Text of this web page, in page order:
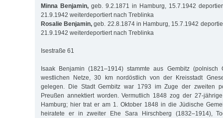
Minna Benjamin, geb. 9.2.1871 in Hamburg, 15.7.1942
21.9.1942 weiterdeportiert nach Treblinka
Rosalie Benjamin, geb. 22.8.1874 in Hamburg, 15.7.1942
21.9.1942 weiterdeportiert nach Treblinka
Isestraße 61
Isaak Benjamin (1821–1914) stammte aus Gembitz (polnisch
westlichen Netze, 30 km nordöstlich von der Kreisstadt
gelegen. Die Stadt Gembitz war 1793 im Zuge der zweiten
Preußen annektiert worden. Vermutlich 1848 zog der 27-
Hamburg; hier trat er am 1. Oktober 1848 in die Jüdische
heiratete er in zweiter Ehe Sara Hirschberg (1832–1914),